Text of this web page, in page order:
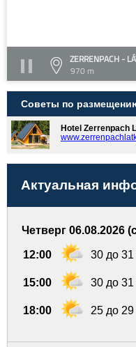
ZERRENPACH -
970 m
Советы по
Hotel Zerrenpach
Актуальная
Четверг 06.08.2026
12:00 30 до 31
15:00 30 до 31
18:00 25 до 29